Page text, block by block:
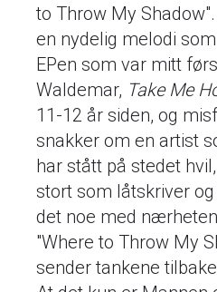
to Throw My
en nydelig melodi
EPen som var mitt
Waldemar, Take Me
11-12 år siden, og
snakker om en artist
har stått på stedet
stort som låtskriver
det noe med
"Where to Throw My
sender tankene